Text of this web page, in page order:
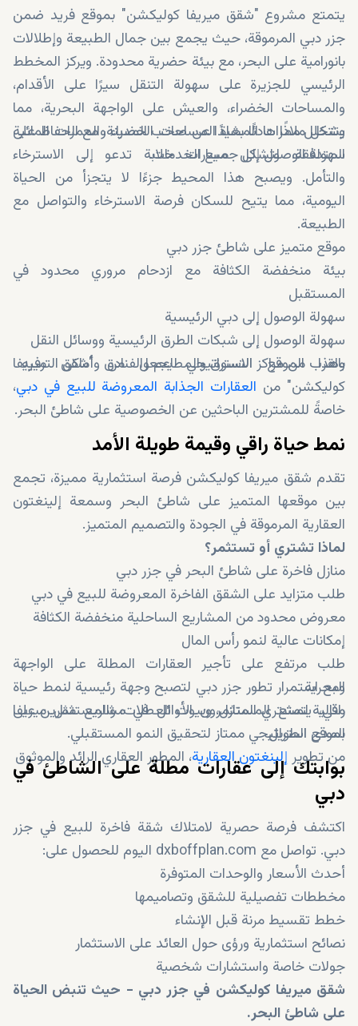
يتمتع مشروع "شقق ميريفا كوليكشن" بموقع فريد ضمن
جزر دبي المرموقة، حيث يجمع بين جمال الطبيعة وإطلالات
بانورامية على البحر، مع بيئة حضرية محدودة. ويركز المخطط
الرئيسي للجزيرة على سهولة التنقل سيرًا على الأقدام،
والمساحات الخضراء، والعيش على الواجهة البحرية، مما
يشكل ملاذًا هادئًا بعيدًا عن صخب المدينة، مع الحفاظ على
سهولة الوصول إلى جميع الخدمات.
وتتخلل ممرات المشاة المساحات الخضراء والممرات المائية
المتدفقة، لتشكل مسارات خلابة تدعو إلى الاسترخاء
والتأمل. ويصبح هذا المحيط جزءًا لا يتجزأ من الحياة
اليومية، مما يتيح للسكان فرصة الاسترخاء والتواصل مع
الطبيعة.
موقع متميز على شاطئ جزر دبي
بيئة منخفضة الكثافة مع ازدحام مروري محدود في
المستقبل
سهولة الوصول إلى دبي الرئيسية
سهولة الوصول إلى شبكات الطرق الرئيسية ووسائل النقل
بالقرب من مراكز التسوق والمطاعم والفنادق وأماكن الترفيه
وهذا الموقع الاستراتيجي يجعل من "شقق ميريفا
كوليكشن" من العقارات الجذابة المعروضة للبيع في دبي،
خاصةً للمشترين الباحثين عن الخصوصية على شاطئ البحر.
نمط حياة راقي وقيمة طويلة الأمد
تقدم شقق ميريفا كوليكشن فرصة استثمارية مميزة، تجمع
بين موقعها المتميز على شاطئ البحر وسمعة إلينغتون
العقارية المرموقة في الجودة والتصميم المتميز.
لماذا تشتري أو تستثمر؟
منازل فاخرة على شاطئ البحر في جزر دبي
طلب متزايد على الشقق الفاخرة المعروضة للبيع في دبي
معروض محدود من المشاريع الساحلية منخفضة الكثافة
إمكانات عالية لنمو رأس المال
طلب مرتفع على تأجير العقارات المطلة على الواجهة
البحرية
مثالية لمشتري المنازل، وبيوت العطلات، والمستثمرين على
المدى الطويل
من تطويرإلينغتون العقارية، المطور العقاري الرائد والموثوق
ومع استمرار تطور جزر دبي لتصبح وجهة رئيسية لنمط حياة
راقي، يتمتع المستثمرون الأوائل في مشاريع مثل ميريفا
بموقع استراتيجي ممتاز لتحقيق النمو المستقبلي.
بوابتك إلى عقارات مطلة على الشاطئ في
دبي
اكتشف فرصة حصرية لامتلاك شقة فاخرة للبيع في جزر
دبي. تواصل مع dxboffplan.com اليوم للحصول على:
أحدث الأسعار والوحدات المتوفرة
مخططات تفصيلية للشقق وتصاميمها
خطط تقسيط مرنة قبل الإنشاء
نصائح استثمارية ورؤى حول العائد على الاستثمار
جولات خاصة واستشارات شخصية
شقق ميريفا كوليكشن في جزر دبي - حيث تنبض الحياة
على شاطئ البحر.